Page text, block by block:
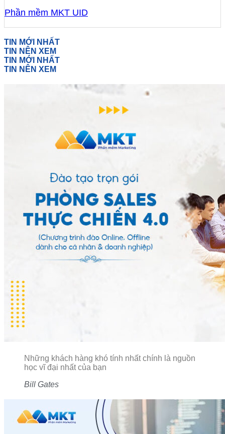
Phần mềm MKT UID
TIN MỚI NHẤT
TIN NÊN XEM
TIN MỚI NHẤT
TIN NÊN XEM
Những khách hàng khó tính nhất chính là nguồn
học vĩ đại nhất của bạn
Bill Gates